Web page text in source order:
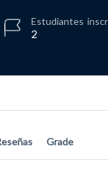
2
Estudiantes
Grade